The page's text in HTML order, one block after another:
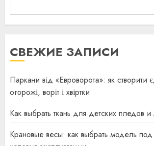
СВЕЖИЕ ЗАПИСИ
Паркани від «Евроворота»: як створити
огорожі, воріт і хвіртки
Как выбрать ткань для детских пледов
Крановые весы: как выбрать модель под